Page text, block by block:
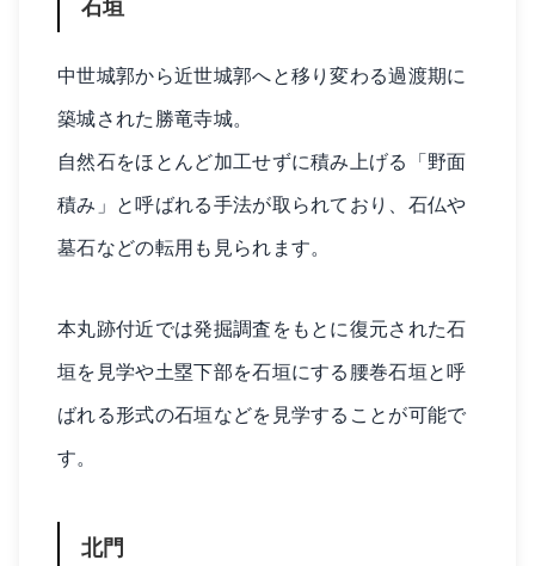
石垣
中世城郭から近世城郭へと移り変わる過渡期に
築城された勝竜寺城。
自然石をほとんど加工せずに積み上げる「野面
積み」と呼ばれる手法が取られており、石仏や
墓石などの転用も見られます。
本丸跡付近では発掘調査をもとに復元された石
垣を見学や土塁下部を石垣にする腰巻石垣と呼
ばれる形式の石垣などを見学することが可能で
す。
北門